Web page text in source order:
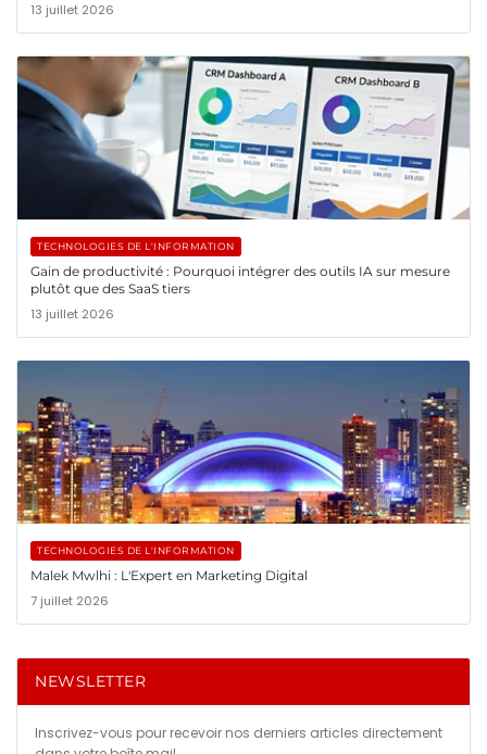
13 juillet 2026
TECHNOLOGIES DE L'INFORMATION
Gain de productivité : Pourquoi intégrer des outils IA sur mesure
plutôt que des SaaS tiers
13 juillet 2026
TECHNOLOGIES DE L'INFORMATION
Malek Mwlhi : L'Expert en Marketing Digital
7 juillet 2026
NEWSLETTER
Inscrivez-vous pour recevoir nos derniers articles directement